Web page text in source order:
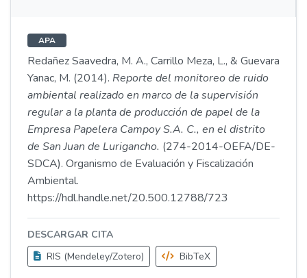
APA
Redañez Saavedra, M. A., Carrillo Meza, L., & Guevara
Yanac, M. (2014). Reporte del monitoreo de ruido
ambiental realizado en marco de la supervisión
regular a la planta de producción de papel de la
Empresa Papelera Campoy S.A. C., en el distrito
de San Juan de Lurigancho. (274-2014-OEFA/DE-
SDCA). Organismo de Evaluación y Fiscalización
Ambiental.
https://hdl.handle.net/20.500.12788/723
DESCARGAR CITA
RIS (Mendeley/Zotero)
BibTeX